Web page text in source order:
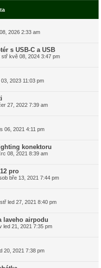
2026 2:33 am
s USB-C a USB
stř kvě 08, 2024 3:47 pm
2023 11:03 pm
27, 2022 7:39 am
06, 2021 4:11 pm
konektoru
08, 2021 8:39 am
pro
bře 13, 2021 7:44 pm
stř led 27, 2021 8:40 pm
laveho airpodu
led 21, 2021 7:35 pm
20, 2021 7:38 pm